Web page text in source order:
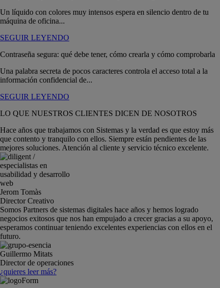
Un líquido con colores muy intensos espera en silencio dentro de tu
máquina de oficina...
SEGUIR LEYENDO
Contraseña segura: qué debe tener, cómo crearla y cómo comprobarla
Una palabra secreta de pocos caracteres controla el acceso total a la
información confidencial de...
SEGUIR LEYENDO
LO QUE NUESTROS CLIENTES DICEN DE NOSOTROS
Hace años que trabajamos con Sistemas y la verdad es que estoy más
que contento y tranquilo con ellos. Siempre están pendientes de las
mejores soluciones. Atención al cliente y servicio técnico excelente.
Jerom Tomàs
Director Creativo
Somos Partners de sistemas digitales hace años y hemos logrado
negocios exitosos que nos han empujado a crecer gracias a su apoyo,
esperamos continuar teniendo excelentes experiencias con ellos en el
futuro.
Guillermo Mitats
Director de operaciones
¿quieres leer más?